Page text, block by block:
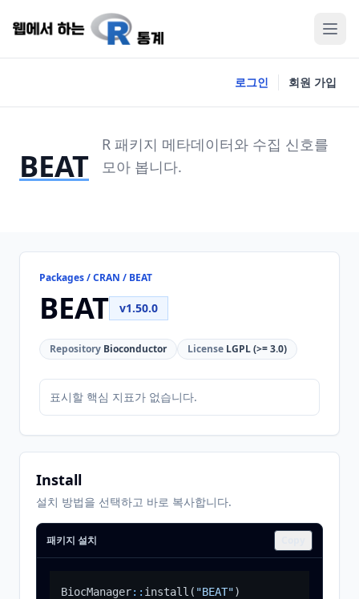
로그인 회원 가입
BEAT
R 패키지 메타데이터와 수집 신호를
모아 봅니다.
Packages / CRAN / BEAT
BEAT v1.50.0
Repository Bioconductor License LGPL (>= 3.0)
표시할 핵심 지표가 없습니다.
Install
설치 방법을 선택하고 바로 복사합니다.
패키지 설치
BiocManager:: install ( "BEAT")